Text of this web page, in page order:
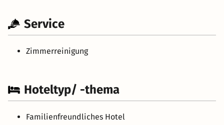
Service
Zimmerreinigung
Hoteltyp/ -thema
Familienfreundliches Hotel